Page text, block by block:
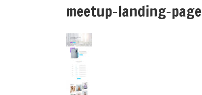
meetup-landing-page